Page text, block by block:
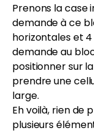
Prenons la case
demande à ce
horizontales et
demande au
positionner sur
prendre une
large.
Eh voilà, rien de
plusieurs